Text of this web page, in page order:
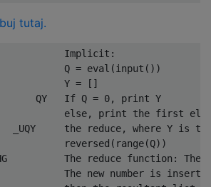
tutaj.
Implicit:
Q = eval(input())
Y = []
QY   If Q = 0, print Y
else, print the first
_UQY     the reduce, where Y is
reversed(range(Q))
The reduce function: The
The new number is